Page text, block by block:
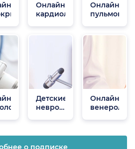
Онлайн
кардиологи
Онлайн
Детские
неврологи
Онлайн
венерологи
о подписке